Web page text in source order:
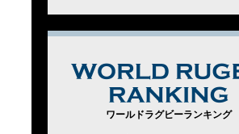
ワールドラグビーランキング